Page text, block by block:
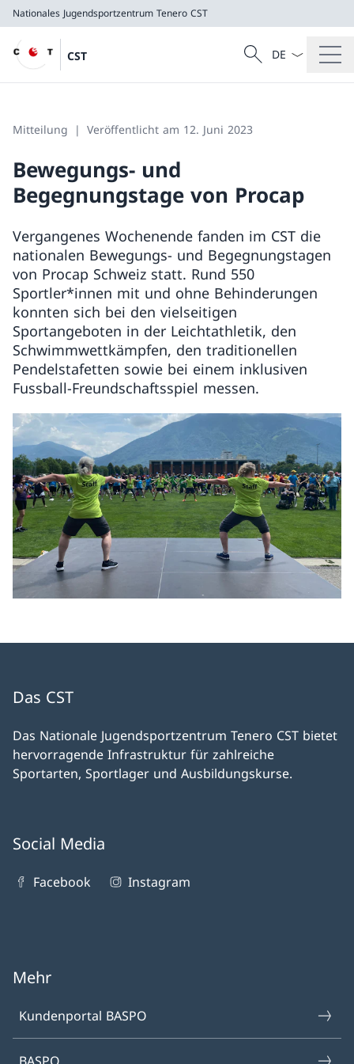
Nationales Jugendsportzentrum Tenero CST
CST
CST
Suche
Suche
Sprach
Mitteilung Veröffentlicht am 12. Juni 2023
Bewegungs- und
Begegnungstage von Procap
Vergangenes Wochenende fanden im CST die
nationalen Bewegungs- und Begegnungstagen
von Procap Schweiz statt. Rund 550
Sportler*innen mit und ohne Behinderungen
konnten sich bei den vielseitigen
Sportangeboten in der Leichtathletik, den
Schwimmwettkämpfen, den traditionellen
Pendelstafetten sowie bei einem inklusiven
Fussball-Freundschaftsspiel messen.
Das CST
Das Nationale Jugendsportzentrum Tenero CST bietet
hervorragende Infrastruktur für zahlreiche
Sportarten, Sportlager und Ausbildungskurse.
Social Media
Facebook Instagram
Mehr
Kundenportal BASPO